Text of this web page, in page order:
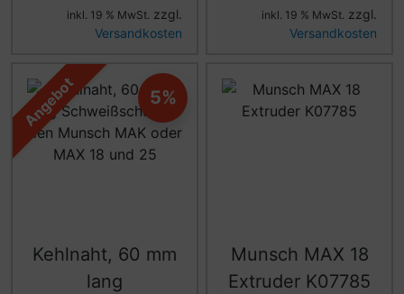
inkl. 19 % MwSt. zzgl.
Versandkosten
inkl. 19 % MwSt. zzgl.
Versandkosten
Angebot
Kehlnaht, 60 mm
lang
5%
Munsch MAX 18
Extruder K07785